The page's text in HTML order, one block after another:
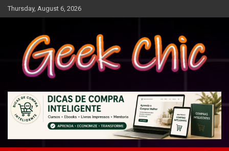
Skip
to
Thursday, August 6, 2026
Geek Chic